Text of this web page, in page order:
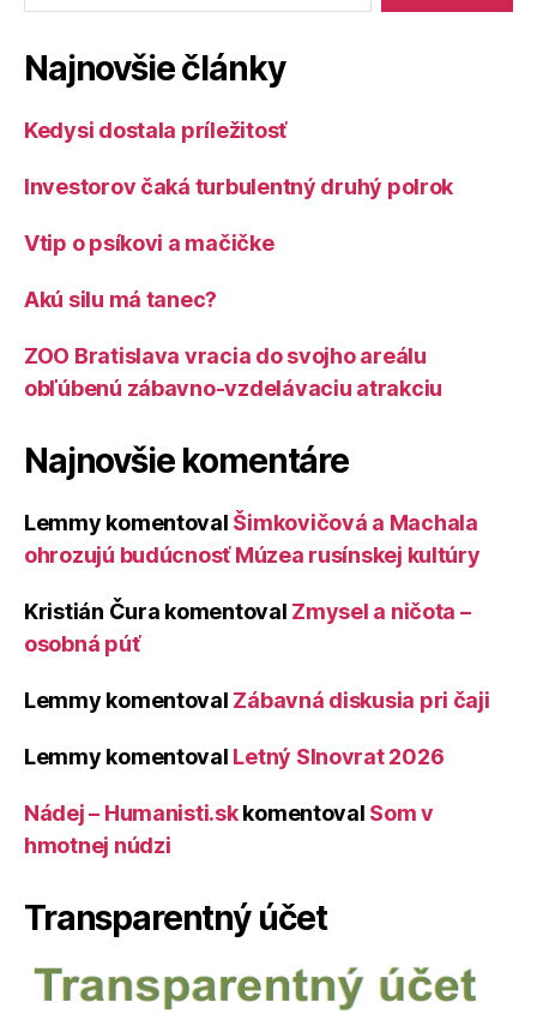
Najnovšie články
Kedysi dostala príležitosť
Investorov čaká turbulentný druhý polrok
Vtip o psíkovi a mačičke
Akú silu má tanec?
ZOO Bratislava vracia do svojho areálu
obľúbenú zábavno-vzdelávaciu atrakciu
Najnovšie komentáre
Lemmy komentoval Šimkovičová a Machala
ohrozujú budúcnosť Múzea rusínskej kultúry
Kristián Čura komentoval Zmysel a ničota –
osobná púť
Lemmy komentoval Zábavná diskusia pri čaji
Lemmy komentoval Letný Slnovrat 2026
Nádej – Humanisti.skkomentoval Som v
hmotnej núdzi
Transparentný účet